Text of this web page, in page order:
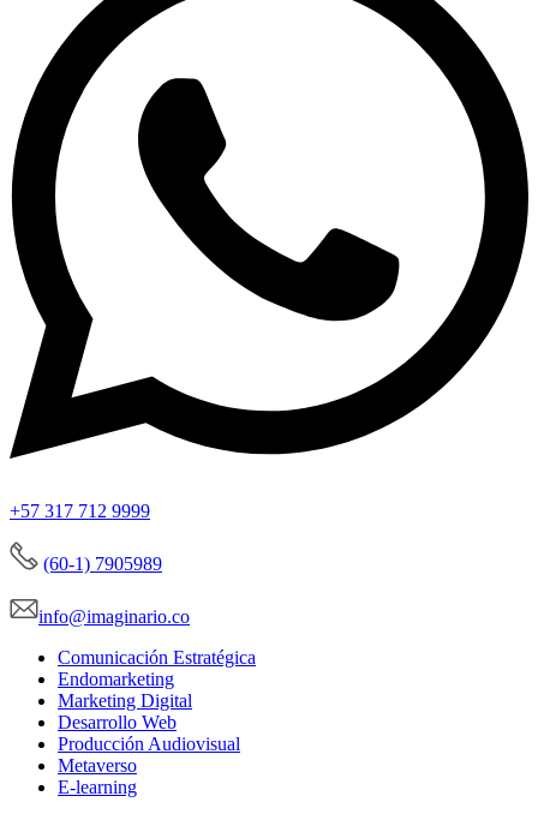
+57 317 712 9999
(60-1) 7905989
info@imaginario.co
Comunicación Estratégica
Endomarketing
Marketing Digital
Desarrollo Web
Producción Audiovisual
Metaverso
E-learning